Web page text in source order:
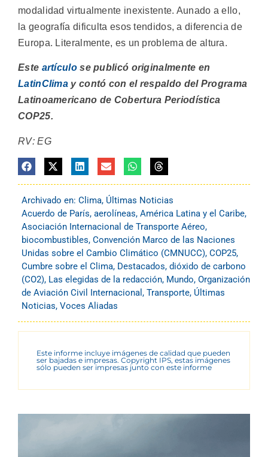
modalidad virtualmente inexistente. Aunado a ello,
la geografía dificulta esos tendidos, a diferencia de
Europa. Literalmente, es un problema de altura.
Este artículose publicó originalmente en
LatinClima y contó con el respaldo del Programa
Latinoamericano de Cobertura Periodística
COP25.
RV: EG
Archivado en: Clima, Últimas Noticias
Acuerdo de París, aerolíneas, América Latina y el Caribe,
Asociación Internacional de Transporte Aéreo,
biocombustibles, Convención Marco de las Naciones
Unidas sobre el Cambio Climático (CMNUCC), COP25,
Cumbre sobre el Clima, Destacados, dióxido de carbono
(CO2), Las elegidas de la redacción, Mundo, Organización
de Aviación Civil Internacional , Transporte, Últimas
Noticias, Voces Aliadas
Este informe incluye imágenes de calidad que pueden
ser bajadas e impresas. Copyright IPS, estas imágenes
sólo pueden ser impresas junto con este informe